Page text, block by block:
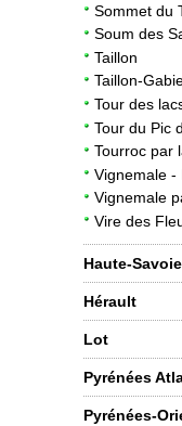
Sommet du
Soum des
Taillon
Taillon-
Tour des
Tour du Pic
Tourroc par
Vignemale -
Vignemale
Vire des
Haute-Savoie
Hérault
Lot
Pyrénées
Pyrénées-